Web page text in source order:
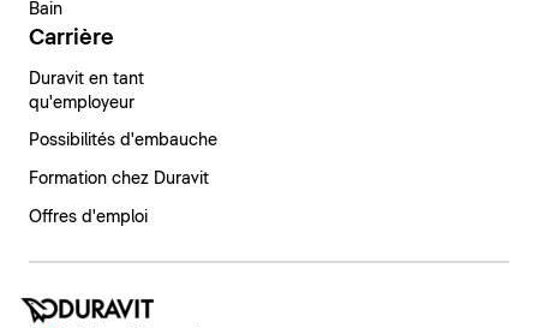
Bain
Carrière
Duravit en tant
qu'employeur
Possibilités d'embauche
Formation chez Duravit
Offres d'emploi